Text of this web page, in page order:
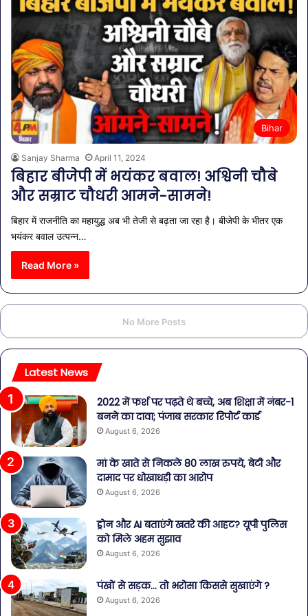
Bihar
Sanjay Sharma April 11, 2024
बिहार बीजेपी में भयंकर बवाल! अश्विनी चौबे
और सम्राट चौधरी आमने-सामने!
बिहार में राजनीति का महायुद्ध अब भी तेजी से बढ़ता जा रहा है। बीजेपी के भीतर एक
भयंकर बवाल उत्पन्न…
Read More »
No More Posts
Latest News
2022 में फर्श पर पढ़ते थे बच्चे, अब शिक्षा में नंबर-1
बनने का दावा; पंजाब सरकार रिपोर्ट कार्ड
August 6, 2026
मां के खाते से निकले 80 लाख रुपये, बेटी और
दामाद पर धोखाधड़ी का आरोप
August 6, 2026
ड्रोन और AI बताएंगे खतरे की आहट? यूपी पुलिस
को मिले अहम सुझाव
August 6, 2026
पंखों से सड़क… तो भरोसा किससे सुखाएंगे ?
August 6, 2026